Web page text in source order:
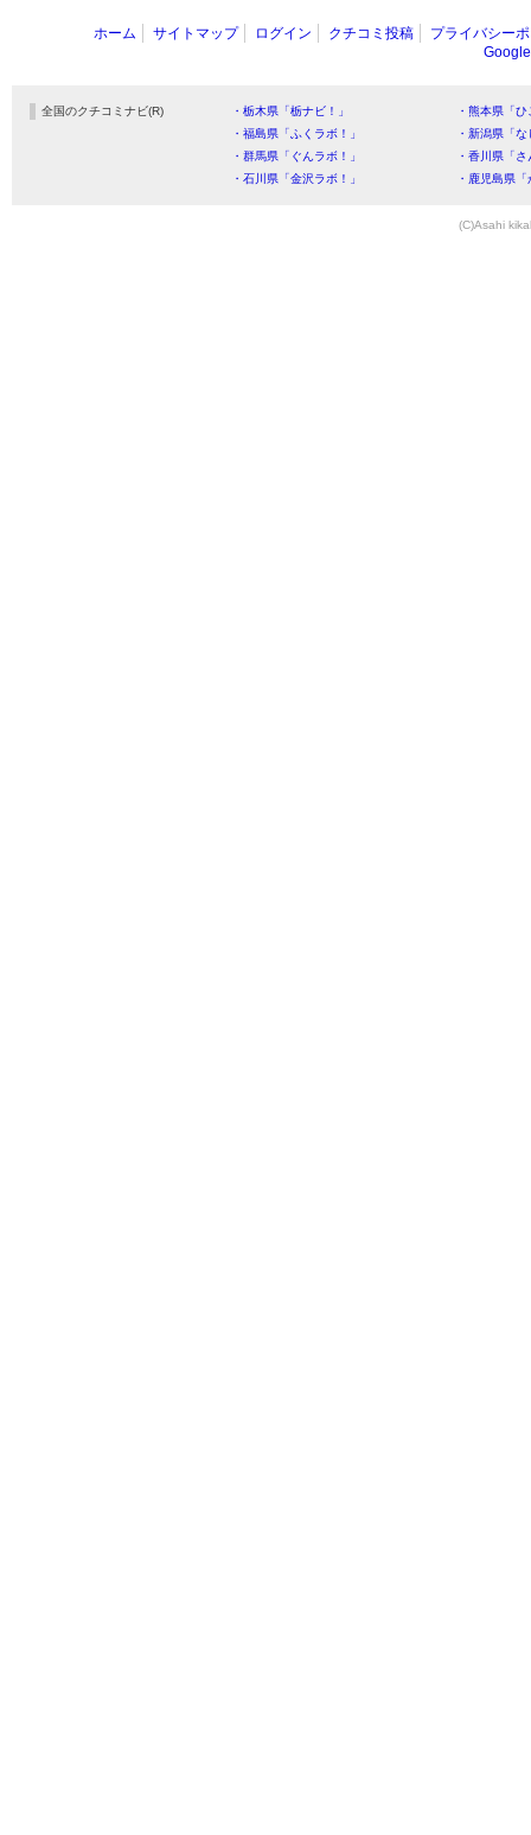
ホーム サイトマップ ログイン クチコミ投稿
プライバシー
全国のクチコミナビ(R) ・栃木県「栃ナビ！」
・熊本県「
・福島県「ふくラボ！」
・新潟県「
・群馬県「ぐんラボ！」
・香川県「
・石川県「金沢ラボ！」
・鹿児島県
(C)Asahi